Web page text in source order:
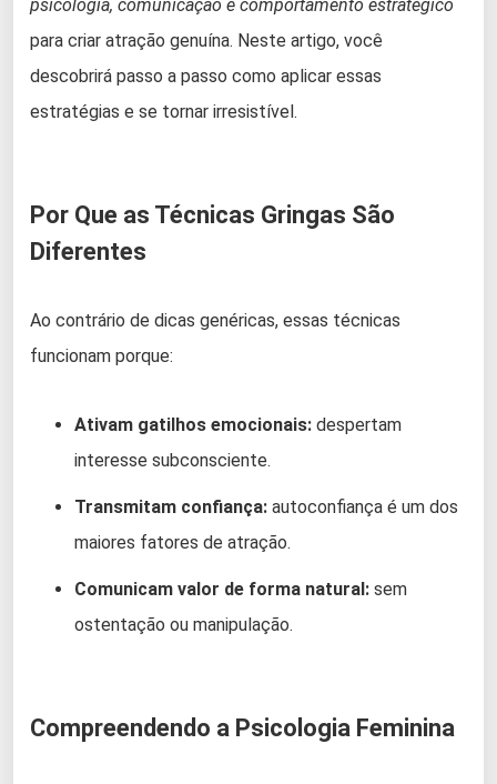
psicologia, comunicação e comportamento estratégico
para criar atração genuína. Neste artigo, você
descobrirá passo a passo como aplicar essas
estratégias e se tornar irresistível.
Por Que as Técnicas Gringas São
Diferentes
Ao contrário de dicas genéricas, essas técnicas
funcionam porque:
Ativam gatilhos emocionais: despertam
interesse subconsciente.
Transmitam confiança: autoconfiança é um dos
maiores fatores de atração.
Comunicam valor de forma natural: sem
ostentação ou manipulação.
Compreendendo a Psicologia Feminina